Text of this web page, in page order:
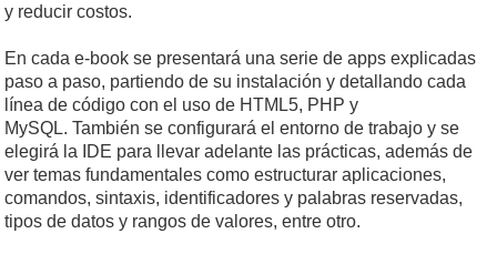
y reducir costos.
En cada e-book se presentará una serie de apps explicadas
paso a paso, partiendo de su instalación y detallando cada
línea de código con el uso de HTML5, PHP y
MySQL. También se configurará el entorno de trabajo y se
elegirá la IDE para llevar adelante las prácticas, además de
ver temas fundamentales como estructurar aplicaciones,
comandos, sintaxis, identificadores y palabras reservadas,
tipos de datos y rangos de valores, entre otro.